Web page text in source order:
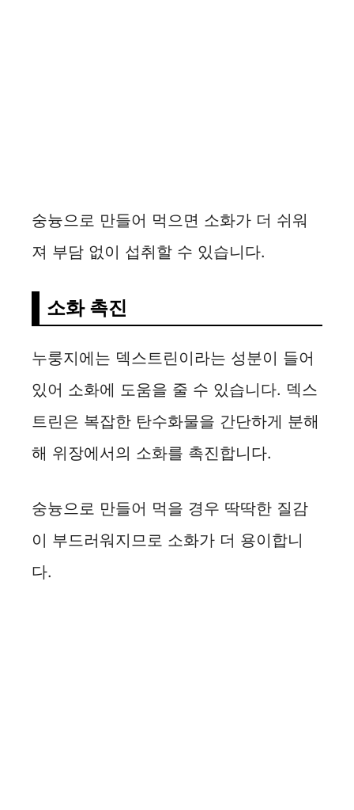
숭늉으로 만들어 먹으면 소화가 더 쉬워
져 부담 없이 섭취할 수 있습니다.
소화 촉진
누룽지에는 덱스트린이라는 성분이 들어
있어 소화에 도움을 줄 수 있습니다. 덱스
트린은 복잡한 탄수화물을 간단하게 분해
해 위장에서의 소화를 촉진합니다.
숭늉으로 만들어 먹을 경우 딱딱한 질감
이 부드러워지므로 소화가 더 용이합니
다.